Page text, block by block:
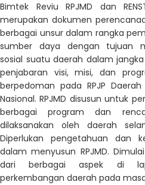
Bimtek Reviu RPJMD dan
merupakan dokumen
berbagai unsur dalam rangka
sumber daya dengan tujuan
sosial suatu daerah dalam
penjabaran visi, misi, dan
berpedoman pada RPJP
Nasional. RPJMD disusun untuk
berbagai program dan
dilaksanakan oleh daerah
Diperlukan pengetahuan dan
dalam menyusun RPJMD.
dari berbagai aspek di
perkembangan daerah pada